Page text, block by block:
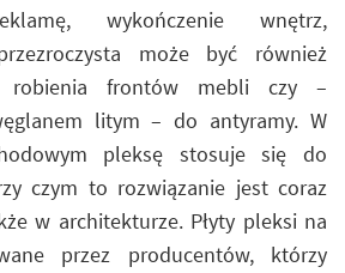
wykończenie wnętrz,
może być również
robienia frontów mebli czy –
litym – do antyramy. W
pleksę stosuje się do
czym to rozwiązanie jest coraz
w architekturze. Płyty pleksi na
przez producentów, którzy